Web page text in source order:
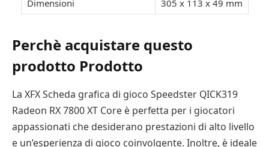
Dimensioni
305 x 113 x 49 mm
Perchè acquistare questo
prodotto Prodotto
La XFX Scheda grafica di gioco Speedster QICK319
Radeon RX 7800 XT Core è perfetta per i giocatori
appassionati che desiderano prestazioni di alto livello
e un’esperienza di gioco coinvolgente. Inoltre, è ideale